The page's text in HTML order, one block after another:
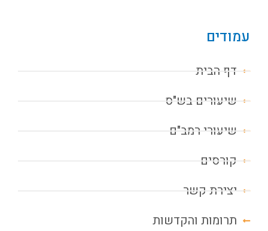
עמודים
דף הבית
שיעורים בש"ס
שיעורי רמב"ם
קורסים
יצירת קשר
תרומות והקדשות